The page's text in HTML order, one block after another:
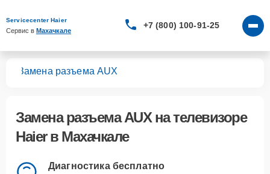
Servicecenter Haier
Сервис в Махачкале
+7 (800) 100-91-25
Замена разъема AUX
Замена разъема AUXна телевизоре
Haier в Махачкале
Диагностика бесплатно